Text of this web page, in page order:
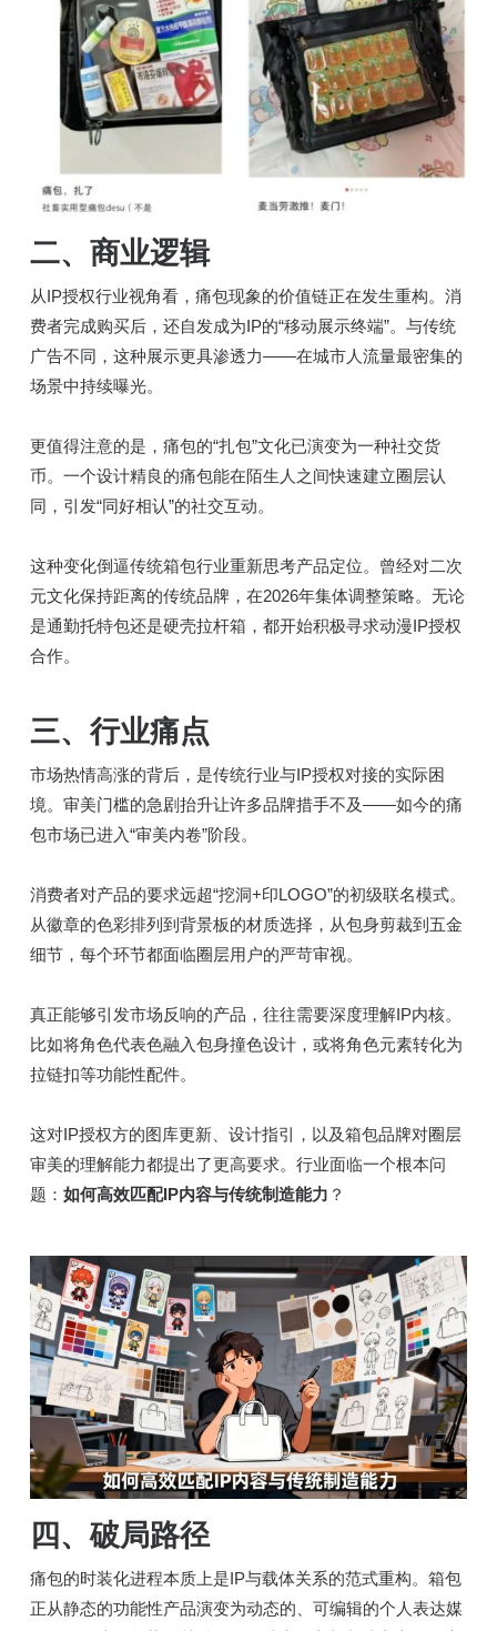
二、 商业逻辑
从IP授权行业视角看，痛包现象的价值链正在发生重构。消
费者完成购买后，还自发成为IP的“移动展示终端”。与传统
广告不同，这种展示更具渗透力——在城市人流量最密集的
场景中持续曝光。
更值得注意的是，痛包的“扎包”文化已演变为一种社交货
币。一个设计精良的痛包能在陌生人之间快速建立圈层认
同，引发“同好相认”的社交互动。
这种变化倒逼传统箱包行业重新思考产品定位。曾经对二次
元文化保持距离的传统品牌，在2026年集体调整策略。无论
是通勤托特包还是硬壳拉杆箱，都开始积极寻求动漫IP授权
合作。
三、行业痛点
市场热情高涨的背后，是传统行业与IP授权对接的实际困
境。审美门槛的急剧抬升让许多品牌措手不及——如今的痛
包市场已进入“审美内卷”阶段。
消费者对产品的要求远超“挖洞+印LOGO”的初级联名模式。
从徽章的色彩排列到背景板的材质选择，从包身剪裁到五金
细节，每个环节都面临圈层用户的严苛审视。
真正能够引发市场反响的产品，往往需要深度理解IP内核。
比如将角色代表色融入包身撞色设计，或将角色元素转化为
拉链扣等功能性配件。
这对IP授权方的图库更新、设计指引，以及箱包品牌对圈层
审美的理解能力都提出了更高要求。行业面临一个根本问
题： 如何高效匹配IP内容与传统制造能力 ？
四、破局路径
痛包的时装化进程本质上是IP与载体关系的范式重构。箱包
正从静态的功能性产品演变为动态的、可编辑的个人表达媒